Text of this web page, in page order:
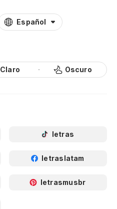
Español
Claro Oscuro
letras
letraslatam
letrasmusbr